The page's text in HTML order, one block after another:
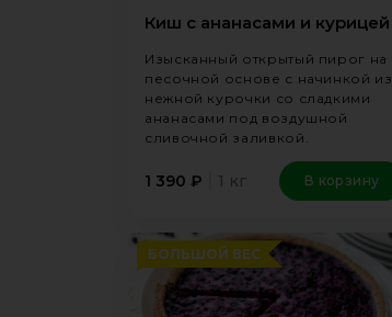
Киш с ананасами и курицей
Изысканный открытый пирог на
песочной основе с начинкой из
нежной курочки со сладкими
ананасами под воздушной
сливочной заливкой.
1 390 ₽ 1 кг В корзину
БОЛЬШОЙ ВЕС